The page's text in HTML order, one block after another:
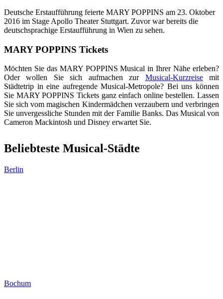
Deutsche Erstaufführung feierte MARY POPPINS am 23. Oktober
2016 im Stage Apollo Theater Stuttgart. Zuvor war bereits die
deutschsprachige Erstaufführung in Wien zu sehen.
MARY POPPINS Tickets
Möchten Sie das MARY POPPINS Musical in Ihrer Nähe erleben?
Oder wollen Sie sich aufmachen zur Musical-Kurzreisemit
Städtetrip in eine aufregende Musical-Metropole? Bei uns können
Sie MARY POPPINS Tickets ganz einfach online bestellen. Lassen
Sie sich vom magischen Kindermädchen verzaubern und verbringen
Sie unvergessliche Stunden mit der Familie Banks. Das Musical von
Cameron Mackintosh und Disney erwartet Sie.
Beliebteste Musical-Städte
Berlin
Bochum